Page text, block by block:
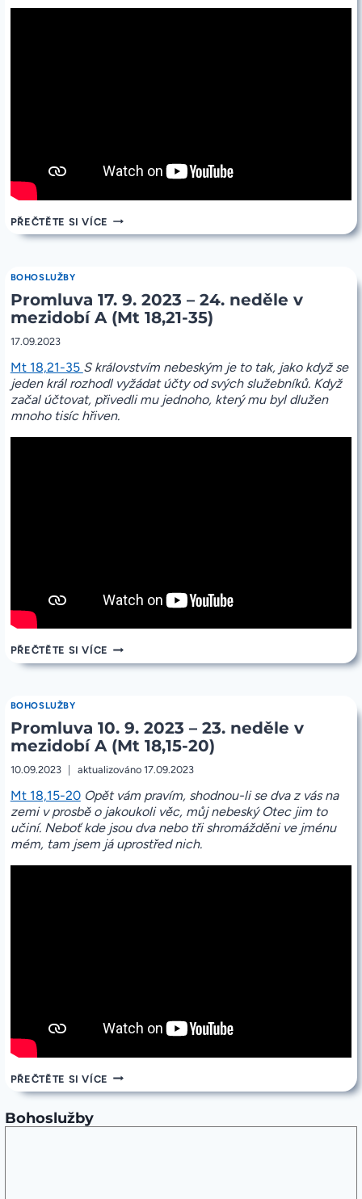
PŘEČTĚTE SI VÍCE PROMLUVA
NEDĚLE
V
MEZIDOBÍ
20,1-
16A)
BOHOSLUŽBY
Promluva 17. 9. 2023 – 24. neděle v
mezidobí A (Mt 18,21-35)
17.09.2023
Mt 18,21-35 S královstvím nebeským je to tak, jako když se
jeden král rozhodl vyžádat účty od svých služebníků. Když
začal účtovat, přivedli mu jednoho, který mu byl dlužen
mnoho tisíc hřiven.
PŘEČTĚTE SI VÍCE PROMLUVA
NEDĚLE
V
MEZIDOBÍ
(MT
18,21-
35)
BOHOSLUŽBY
Promluva 10. 9. 2023 – 23. neděle v
mezidobí A (Mt 18,15-20)
10.09.2023 aktualizováno 17.09.2023
Mt 18,15-20Opět vám pravím, shodnou-li se dva z vás na
zemi v prosbě o jakoukoli věc, můj nebeský Otec jim to
učiní. Neboť kde jsou dva nebo tři shromážděni ve jménu
mém, tam jsem já uprostřed nich.
PŘEČTĚTE SI VÍCE PROMLUVA
–
Bohoslužby